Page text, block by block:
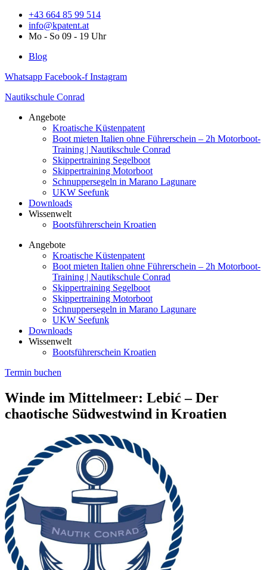
Zum
Inhalt
springen
+43 664 85 99 514
info@kpatent.at
Mo - So 09 - 19 Uhr
Blog
Whatsapp Facebook-f Instagram
Nautikschule Conrad
Angebote
Kroatische Küstenpatent
Boot mieten Italien ohne Führerschein – 2h Motorboot-
Training | Nautikschule Conrad
Skippertraining Segelboot
Skippertraining Motorboot
Schnuppersegeln in Marano Lagunare
UKW Seefunk
Downloads
Wissenwelt
Bootsführerschein Kroatien
Angebote
Kroatische Küstenpatent
Boot mieten Italien ohne Führerschein – 2h Motorboot-
Training | Nautikschule Conrad
Skippertraining Segelboot
Skippertraining Motorboot
Schnuppersegeln in Marano Lagunare
UKW Seefunk
Downloads
Wissenwelt
Bootsführerschein Kroatien
Termin buchen
Winde im Mittelmeer: Lebić – Der
chaotische Südwestwind in Kroatien